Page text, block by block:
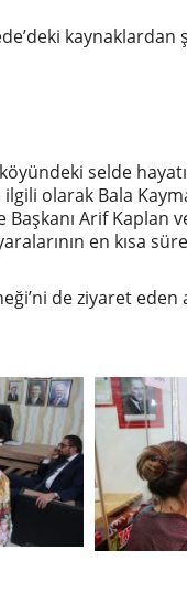
selde
olarak Bala
Başkanı Arif Kaplan
en kısa
de ziyaret